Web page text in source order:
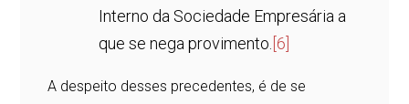
Interno da Sociedade Empresária a
que se nega provimento. [6]
A despeito desses precedentes, é de se